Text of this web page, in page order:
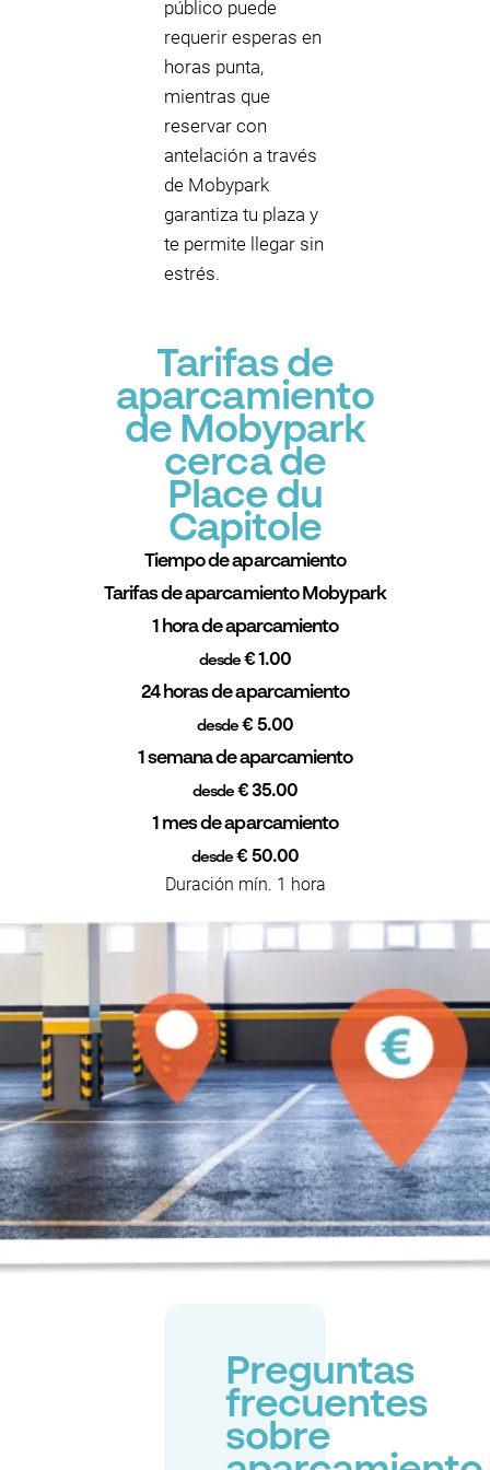
público puede
requerir esperas en
horas punta,
mientras que
reservar con
antelación a través
de Mobypark
garantiza tu plaza y
te permite llegar sin
estrés.
Tarifas de
aparcamiento
de Mobypark
cerca de
Place du
Capitole
Tiempo de aparcamiento
Tarifas de aparcamiento Mobypark
1 hora de aparcamiento
desde€ 1.00
24 horas de aparcamiento
desde € 5.00
1 semana de aparcamiento
desde€ 35.00
1 mes de aparcamiento
desde € 50.00
Duración mín. 1 hora
Preguntas
frecuentes
sobre